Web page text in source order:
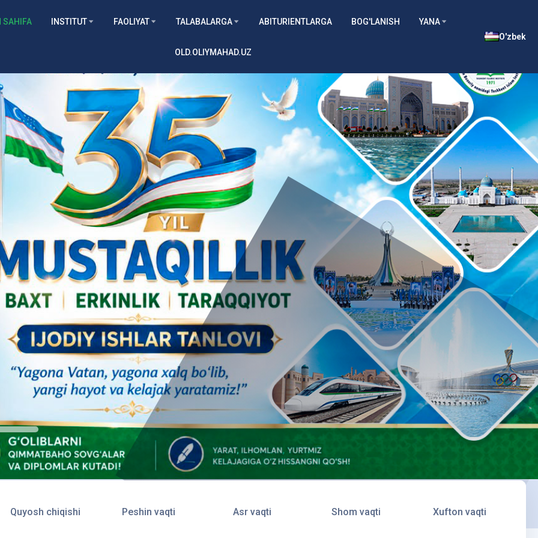
SAHIFA INSTITUT FAOLIYAT TALABALARGA ABITURIENTLARGA BOG'LANISH YANA
OLD.OLIYMAHAD.UZ
O'zbek
Quyosh chiqishi Peshin vaqti Asr vaqti Shom vaqti Xufton vaqti